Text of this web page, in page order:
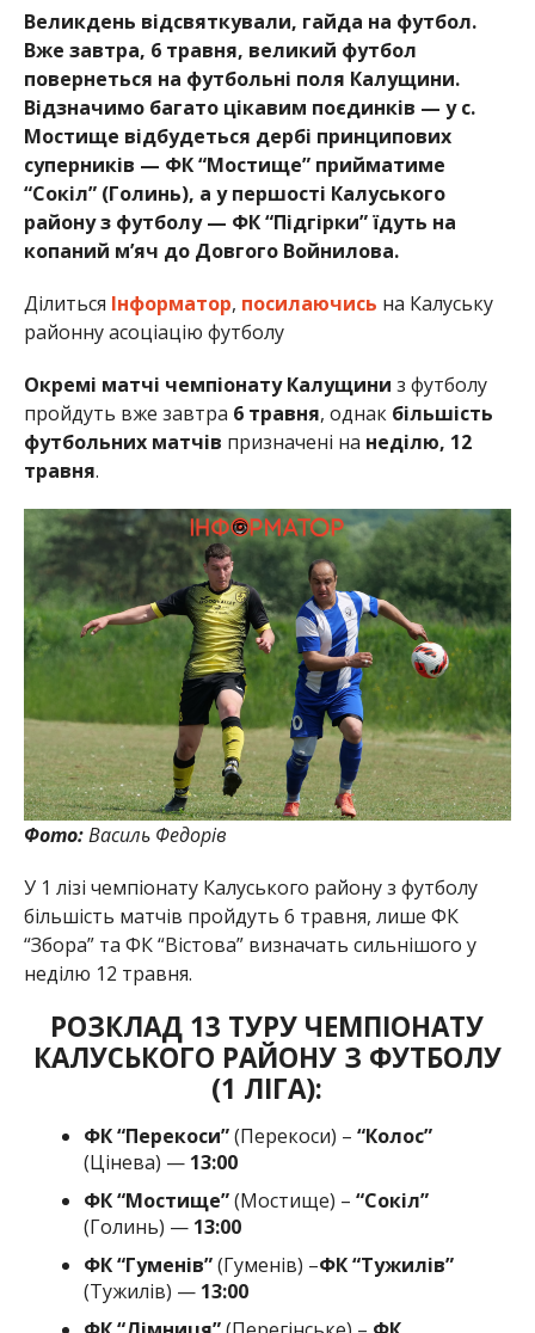
Великдень відсвяткували, гайда на футбол.
Вже завтра, 6 травня, великий футбол
повернеться на футбольні поля Калущини.
Відзначимо багато цікавим поєдинків — у с.
Мостище відбудеться дербі принципових
суперників — ФК “Мостище” прийматиме
“Сокіл” (Голинь), а у першості Калуського
району з футболу — ФК “Підгірки” їдуть на
копаний м’яч до Довгого Войнилова.
Ділиться Інформатор, посилаючись на Калуську
районну асоціацію футболу
Окремі матчі чемпіонату Калущини з футболу
пройдуть вже завтра 6 травня, однак більшість
футбольних матчів призначені на неділю, 12
травня.
Фото:Василь Федорів
У 1 лізі чемпіонату Калуського району з футболу
більшість матчів пройдуть 6 травня, лише ФК
“Збора” та ФК “Вістова” визначать сильнішого у
неділю 12 травня.
РОЗКЛАД 13 ТУРУ ЧЕМПІОНАТУ
КАЛУСЬКОГО РАЙОНУ З ФУТБОЛУ
(1 ЛІГА):
ФК “Перекоси”(Перекоси) – “Колос”
(Цінева) — 13:00
ФК “Мостище”(Мостище) – “Сокіл”
(Голинь) — 13:00
ФК “Гуменів”(Гуменів) –ФК “Тужилів”
(Тужилів) — 13:00